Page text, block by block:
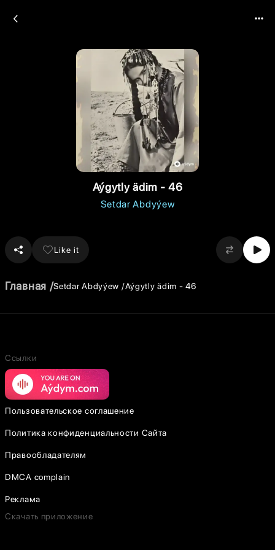
Aýgytly ädim - 46
Setdar Abdyýew
Like it
Главная Setdar Abdyýew Aýgytly ädim - 46
Ссылки
Пользовательское соглашение
Политика конфиденциальности Сайта
Правообладателям
DMCA complain
Реклама
Скачать приложение